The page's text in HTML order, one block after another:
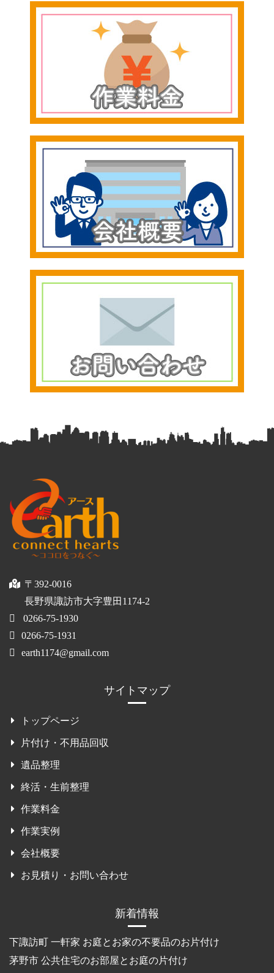
〒392-0016
長野県諏訪市大字豊田1174-2
0266-75-1930
0266-75-1931
earth1174@gmail.com
サイトマップ
トップページ
片付け・不用品回収
遺品整理
終活・生前整理
作業料金
作業実例
会社概要
お見積り・お問い合わせ
新着情報
下諏訪町 一軒家 お庭とお家の不要品のお片付け
茅野市 公共住宅のお部屋とお庭の片付け